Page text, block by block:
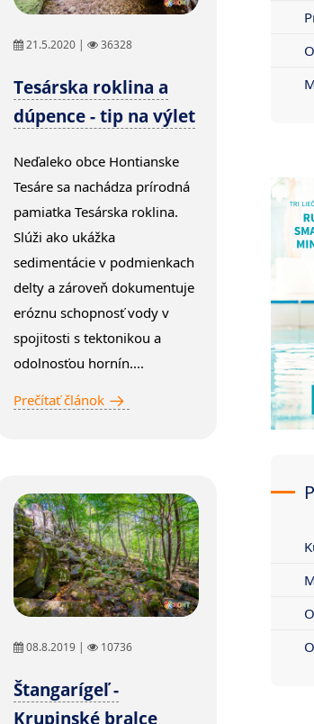
21.5.2020 | 36328
Tesárska roklina a
dúpence - tip na výlet
Neďaleko obce Hontianske
Tesáre sa nachádza prírodná
pamiatka Tesárska roklina.
Slúži ako ukážka
sedimentácie v podmienkach
delty a zároveň dokumentuje
eróznu schopnosť vody v
spojitosti s tektonikou a
odolnosťou hornín....
Prečítať článok
08.8.2019 | 10736
Štangarígeľ -
Krupinské bralce